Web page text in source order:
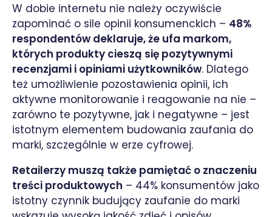
W dobie internetu nie należy oczywiście
zapominać o sile opinii konsumenckich – 48%
respondentów deklaruje, że ufa markom,
których produkty cieszą się pozytywnymi
recenzjami i opiniami użytkowników. Dlatego
też umożliwienie pozostawienia opinii, ich
aktywne monitorowanie i reagowanie na nie –
zarówno te pozytywne, jak i negatywne – jest
istotnym elementem budowania zaufania do
marki, szczególnie w erze cyfrowej.
Retailerzy muszą także pamiętać o znaczeniu
treści produktowych – 44% konsumentów jako
istotny czynnik budujący zaufanie do marki